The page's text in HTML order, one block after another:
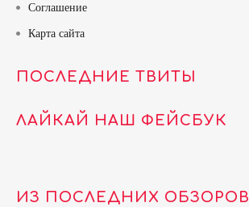
Соглашение
Карта сайта
ПОСЛЕДНИЕ ТВИТЫ
ЛАЙКАЙ НАШ ФЕЙСБУК
ИЗ ПОСЛЕДНИХ ОБЗОРОВ